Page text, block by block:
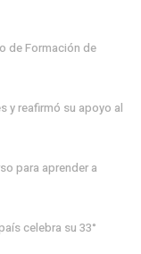
de Formación de
y reafirmó su apoyo al
para aprender a
celebra su 33°